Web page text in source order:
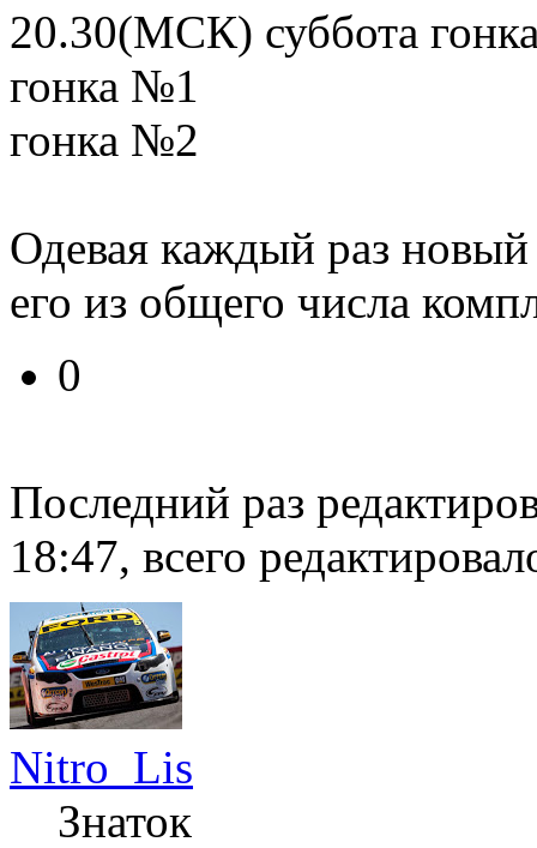
20.30(МСК) суббота
гонка №1
гонка №2
Одевая каждый раз
его из общего числа
0
Последний раз
18:47, всего
Nitro_Lis
Знаток